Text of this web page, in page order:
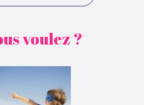
voulez ?